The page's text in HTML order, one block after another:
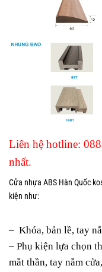
Liên hệ hotline:
nhất.
Cửa nhựa ABS Hàn Quốc
kiện như:
– Khóa, bản lề, tay
– Phụ kiện lựa chọn
mắt thần, tay nắm